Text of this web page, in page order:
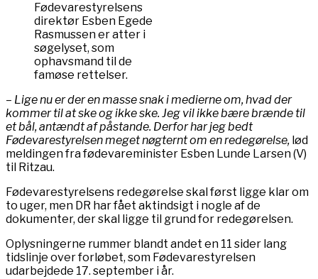
Fødevarestyrelsens
direktør Esben Egede
Rasmussen er atter i
søgelyset, som
ophavsmand til de
famøse rettelser.
– Lige nu er der en masse snak i medierne om, hvad der
kommer til at ske og ikke ske. Jeg vil ikke bære brænde til
et bål, antændt af påstande. Derfor har jeg bedt
Fødevarestyrelsen meget nøgternt om en redegørelse, lød
meldingen fra fødevareminister Esben Lunde Larsen (V)
til Ritzau.
Fødevarestyrelsens redegørelse skal først ligge klar om
to uger, men DR har fået aktindsigt i nogle af de
dokumenter, der skal ligge til grund for redegørelsen.
Oplysningerne rummer blandt andet en 11 sider lang
tidslinje over forløbet, som Fødevarestyrelsen
udarbejdede 17. september i år.